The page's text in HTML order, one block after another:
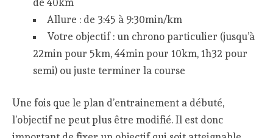
de 40km
Allure : de 3:45 à 9:30min/km
Votre objectif : un chrono particulier (jusqu’à
22min pour 5km, 44min pour 10km, 1h32 pour
semi) ou juste terminer la course
Une fois que le plan d’entrainement a débuté,
l’objectif ne peut plus être modifié. Il est donc